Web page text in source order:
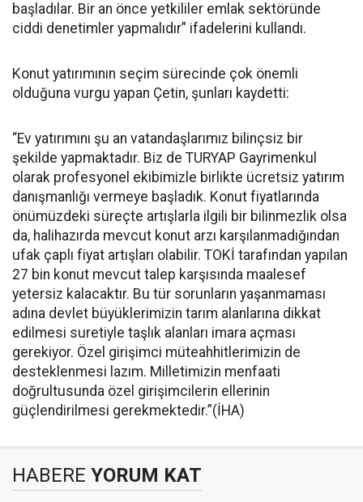
başladılar. Bir an önce yetkililer emlak sektöründe
ciddi denetimler yapmalıdır” ifadelerini kullandı.
Konut yatırımının seçim sürecinde çok önemli
olduğuna vurgu yapan Çetin, şunları kaydetti:
“Ev yatırımını şu an vatandaşlarımız bilinçsiz bir
şekilde yapmaktadır. Biz de TURYAP Gayrimenkul
olarak profesyonel ekibimizle birlikte ücretsiz yatırım
danışmanlığı vermeye başladık. Konut fiyatlarında
önümüzdeki süreçte artışlarla ilgili bir bilinmezlik olsa
da, halihazırda mevcut konut arzı karşılanmadığından
ufak çaplı fiyat artışları olabilir. TOKİ tarafından yapılan
27 bin konut mevcut talep karşısında maalesef
yetersiz kalacaktır. Bu tür sorunların yaşanmaması
adına devlet büyüklerimizin tarım alanlarına dikkat
edilmesi suretiyle taşlık alanları imara açması
gerekiyor. Özel girişimci müteahhitlerimizin de
desteklenmesi lazım. Milletimizin menfaati
doğrultusunda özel girişimcilerin ellerinin
güçlendirilmesi gerekmektedir.”(İHA)
HABERE YORUM KAT